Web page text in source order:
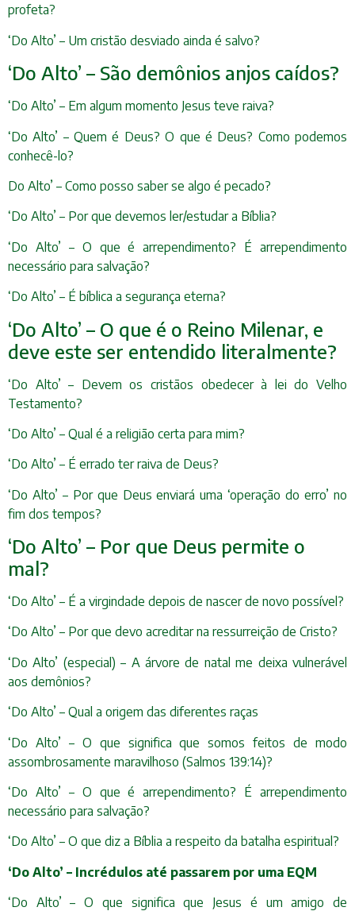
profeta?
‘Do Alto’ – Um cristão desviado ainda é salvo?
‘Do Alto’ – São demônios anjos caídos?
‘Do Alto’ – Em algum momento Jesus teve raiva?
‘Do Alto’ – Quem é Deus? O que é Deus? Como podemos
conhecê-lo?
Do Alto’ – Como posso saber se algo é pecado?
‘Do Alto’ – Por que devemos ler/estudar a Bíblia?
‘Do Alto’ – O que é arrependimento? É arrependimento
necessário para salvação?
‘Do Alto’ – É bíblica a segurança eterna?
‘Do Alto’ – O que é o Reino Milenar, e
deve este ser entendido literalmente?
‘Do Alto’ – Devem os cristãos obedecer à lei do Velho
Testamento?
‘Do Alto’ – Qual é a religião certa para mim?
‘Do Alto’ – É errado ter raiva de Deus?
‘Do Alto’ – Por que Deus enviará uma ‘operação do erro’ no
fim dos tempos?
‘Do Alto’ – Por que Deus permite o
mal?
‘Do Alto’ – É a virgindade depois de nascer de novo possível?
‘Do Alto’ – Por que devo acreditar na ressurreição de Cristo?
‘Do Alto’ (especial) – A árvore de natal me deixa vulnerável
aos demônios?
‘Do Alto’ – Qual a origem das diferentes raças
‘Do Alto’ – O que significa que somos feitos de modo
assombrosamente maravilhoso (Salmos 139:14)?
‘Do Alto’ – O que é arrependimento? É arrependimento
necessário para salvação?
‘Do Alto’ – O que diz a Bíblia a respeito da batalha espiritual?
‘Do Alto’ – Incrédulos até passarem por uma EQM
‘Do Alto’ – O que significa que Jesus é um amigo de